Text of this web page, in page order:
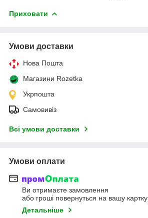
Приховати
Умови доставки
Нова Пошта
Магазини Rozetka
Укрпошта
Самовивіз
Всі умови доставки
Умови оплати
Ви отримаєте замовлення
або гроші повернуться на вашу картку
Детальніше